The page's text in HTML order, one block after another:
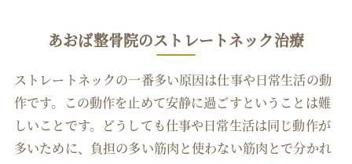
あおば整骨院のストレートネック治療
ストレートネックの一番多い原因は仕事や日常生活の動
作です。この動作を止めて安静に過ごすということは難
しいことです。どうしても仕事や日常生活は同じ動作が
多いために、負担の多い筋肉と使わない筋肉とで分かれ